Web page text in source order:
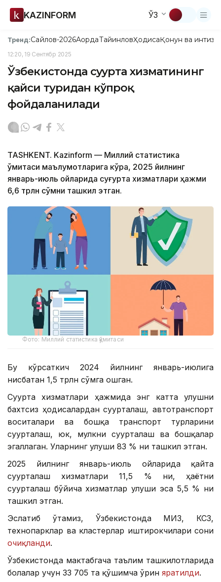
KAZINFORM ЎЗ
Тренд:Сайлов-2026АқордаТайинловҲодисаҚонун ва
12:20, 19 Сентябр 2025
Ўзбекистонда суғурта хизматининг
қайси туридан кўпроқ
фойдаланилади
TASHKENT. Kazinform — Миллий статистика
қўмитаси маълумотларига кўра, 2025 йилнинг
январь-июль ойларида суғурта хизматлари ҳажми
6,6 трлн сўмни ташкил этган.
Фото: Миллий статистика қўмитаси
Бу кўрсаткич 2024 йилнинг январь-июлига
нисбатан 1,5 трлн сўмга ошган.
Суғурта хизматлари ҳажмида энг катта улушни
бахтсиз ҳодисалардан суғурталаш, автотранспорт
воситалари ва бошқа транспорт турларини
суғурталаш, юк, мулкни суғурталаш ва бошқалар
эгаллаган. Уларнинг улуши 83 % ни ташкил этган.
2025 йилнинг январь-июль ойларида қайта
суғурталаш хизматлари 11,5 % ни, ҳаётни
суғурталаш бўйича хизматлар улуши эса 5,5 % ни
ташкил этган.
Эслатиб ўтамиз, Ўзбекистонда МИЗ, КСЗ,
технопарклар ва кластерлар иштирокчилари сони
очиқланди.
Ўзбекистонда мактабгача таълим ташкилотларида
болалар учун 33 705 та қўшимча ўрин яратилди.